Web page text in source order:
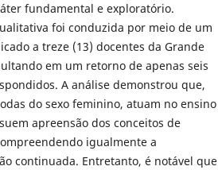
fundamental e exploratório.
foi conduzida por meio de um
a treze (13) docentes da Grande
em um retorno de apenas seis
A análise demonstrou que,
do sexo feminino, atuam no ensino
apreensão dos conceitos de
igualmente a
continuada. Entretanto, é notável que